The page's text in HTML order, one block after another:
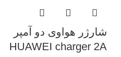
شارژر هواوی دو آمپر
HUAWEI charger 2A